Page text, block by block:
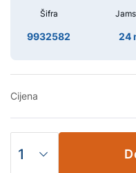
Šifra
9932582 24
Cijena